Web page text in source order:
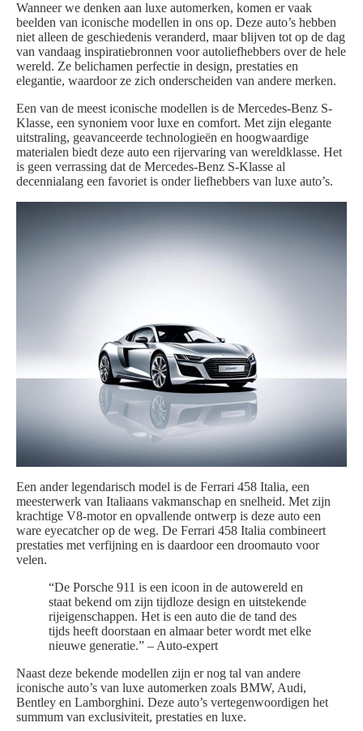
Wanneer we denken aan luxe automerken, komen er vaak
beelden van iconische modellen in ons op. Deze auto’s hebben
niet alleen de geschiedenis veranderd, maar blijven tot op de dag
van vandaag inspiratiebronnen voor autoliefhebbers over de hele
wereld. Ze belichamen perfectie in design, prestaties en
elegantie, waardoor ze zich onderscheiden van andere merken.
Een van de meest iconische modellen is de Mercedes-Benz S-
Klasse, een synoniem voor luxe en comfort. Met zijn elegante
uitstraling, geavanceerde technologieën en hoogwaardige
materialen biedt deze auto een rijervaring van wereldklasse. Het
is geen verrassing dat de Mercedes-Benz S-Klasse al
decennialang een favoriet is onder liefhebbers van luxe auto’s.
Een ander legendarisch model is de Ferrari 458 Italia, een
meesterwerk van Italiaans vakmanschap en snelheid. Met zijn
krachtige V8-motor en opvallende ontwerp is deze auto een
ware eyecatcher op de weg. De Ferrari 458 Italia combineert
prestaties met verfijning en is daardoor een droomauto voor
velen.
“De Porsche 911 is een icoon in de autowereld en
staat bekend om zijn tijdloze design en uitstekende
rijeigenschappen. Het is een auto die de tand des
tijds heeft doorstaan en almaar beter wordt met elke
nieuwe generatie.” – Auto-expert
Naast deze bekende modellen zijn er nog tal van andere
iconische auto’s van luxe automerken zoals BMW, Audi,
Bentley en Lamborghini. Deze auto’s vertegenwoordigen het
summum van exclusiviteit, prestaties en luxe.